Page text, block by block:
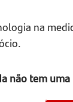
na
não tem